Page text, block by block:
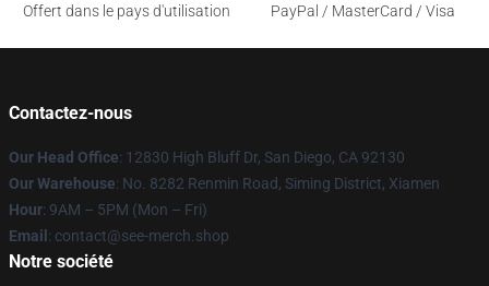
Offert dans le pays d'utilisation
PayPal / MasterCard / Visa
Contactez-nous
Our Head Office: 12830 High Bluff Dr, San Diego, CA 92130
Our Warehouse: No. 8282 Renmin Road, Siming District, Xiamen
Hour: 9AM – 5PM (Mon – Fri)
Email : contact@see-merch.shop
Notre société